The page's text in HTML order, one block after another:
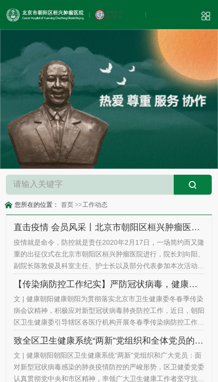
您所在的位置： 首页 >>工作动态
直击疫情 会员风采丨北京市朝阳区桓兴肿瘤医院应急医疗队出征
疫情就是命令，防控就是责任2020年2月17日，一场简约而又隆
重的出征仪式在北京市朝阳区桓兴肿瘤医院进行，院长刘向阳、
副院长陈敦俊及科室主任、护士长以及部分代表参加本次活动，
出征。疫情就是命令，桓兴肿瘤医院闻令而动，桓兴人逆流而
上，先后有211人申请抗疫第一线，其中院领导3人，中层领导
22人，党员31人，入党积极分子8人。纷纷请战，自愿申请加入
这场没有硝烟的…
【传染病防控工作纪实】严防冠状病毒，健康朝阳守健康⑳
文 | 健康朝阳健康朝阳为贯彻落实北京市卫生健康委冬春季传染
病会议精神，积极应对新型冠状病毒肺炎防控工作，近日，朝阳
区卫生健康委引导辖区各医疗机构开展冬春季传染病防控工作，
日，一场简约而又隆重的出征仪式在北京市朝阳区桓兴肿瘤医院
进行，院长刘向阳、副院长陈敦俊为桓兴肿瘤医院姚克青、楚振
宇、王小倩、徐超平4名同志壮行。疫情就是命令，桓兴肿瘤医
致全区卫生健康系统“两新”党组织和全体党员的倡议书
文 | 健康朝阳朝阳区卫生健康系统“两新”党组织和广大党员：面
对新型冠状病毒感染的肺炎疫情防控的严峻形势，区卫健委党委
认真贯彻党中央和市区精神，率领广大卫生健康工作者坚守抗击